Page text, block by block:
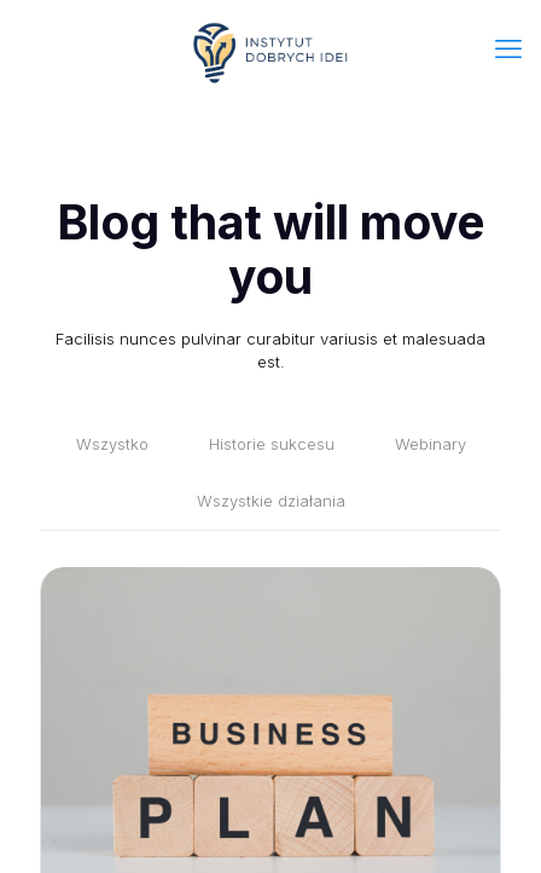
Blog that will move
you
Facilisis nunces pulvinar curabitur variusis et malesuada
est.
Wszystko Historie sukcesu Webinary
Wszystkie działania